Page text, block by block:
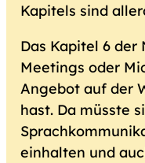
Kapitels sind
Das Kapitel 6
Meetings oder
Angebot auf der
hast. Da müsste
einhalten und